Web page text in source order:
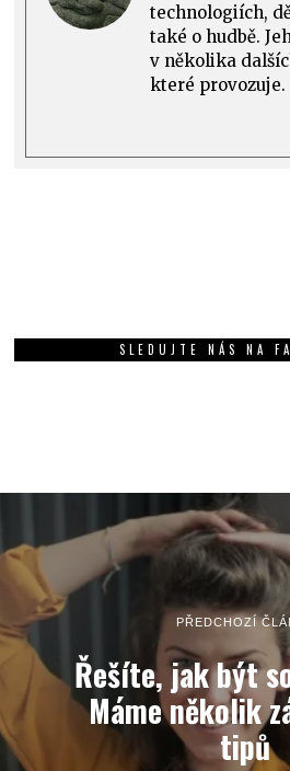
technologiích,
také o hudbě.
v několika
které provozuje.
SLEDUJTE NÁS NA
PŘEDCHOZÍ
Řešíte, jak být
Máme několik
tipů